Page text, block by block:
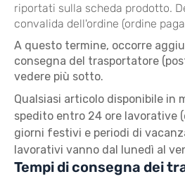
riportati sulla scheda prodotto.
convalida dell'ordine (ordine
A questo termine, occorre
consegna del trasportatore
vedere più sotto.
Qualsiasi articolo disponibile in
spedito entro 24 ore lavorative
giorni festivi e periodi di
lavorativi vanno dal lunedì al
Tempi di consegna dei